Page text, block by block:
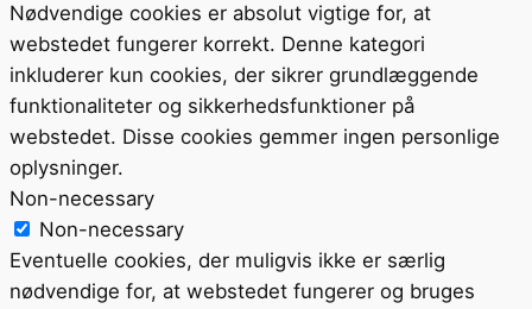
Nødvendige cookies er absolut vigtige for, at
webstedet fungerer korrekt. Denne kategori
inkluderer kun cookies, der sikrer grundlæggende
funktionaliteter og sikkerhedsfunktioner på
webstedet. Disse cookies gemmer ingen personlige
oplysninger.
Non-necessary
Non-necessary
Eventuelle cookies, der muligvis ikke er særlig
nødvendige for, at webstedet fungerer og bruges